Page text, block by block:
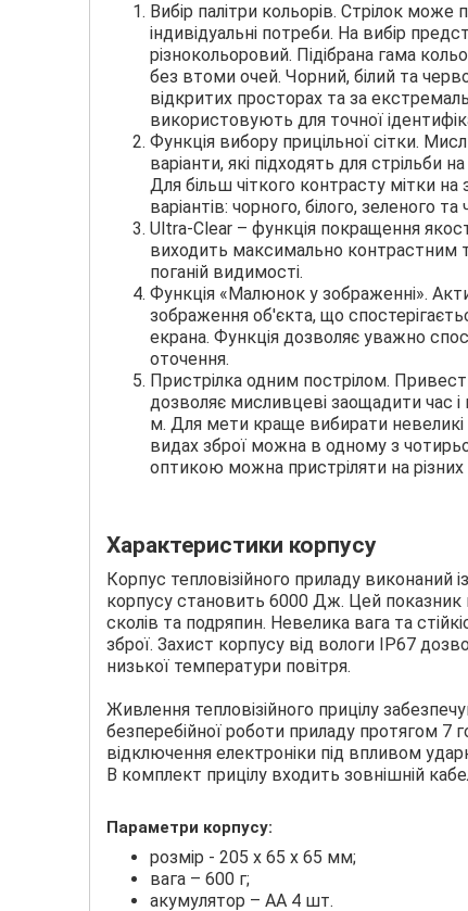
Вибір палітри кольорів. Стрілок може
індивідуальні потреби. На вибір
різнокольоровий. Підібрана гама
без втоми очей. Чорний, білий та
відкритих просторах та за
використовують для точної
Функція вибору прицільної сітки.
варіанти, які підходять для стрільби
Для більш чіткого контрасту мітки на
варіантів: чорного, білого, зеленого та
Ultra-Clear – функція покращення
виходить максимально контрастним
поганій видимості.
Функція «Малюнок у зображенні».
зображення об'єкта, що
екрана. Функція дозволяє уважно
оточення.
Пристрілка одним пострілом.
дозволяє мисливцеві заощадити час
м. Для мети краще вибирати невеликі
видах зброї можна в одному з
оптикою можна пристріляти на різних
Характеристики корпусу
Корпус тепловізійного приладу виконаний
корпусу становить 6000 Дж. Цей показник
сколів та подряпин. Невелика вага та
зброї. Захист корпусу від вологи IP67
низької температури повітря.
Живлення тепловізійного прицілу
безперебійної роботи приладу протягом
відключення електроніки під впливом
В комплект прицілу входить зовнішній
Параметри корпусу:
розмір - 205 x 65 x 65 мм;
вага – 600 г;
акумулятор – АА 4 шт.